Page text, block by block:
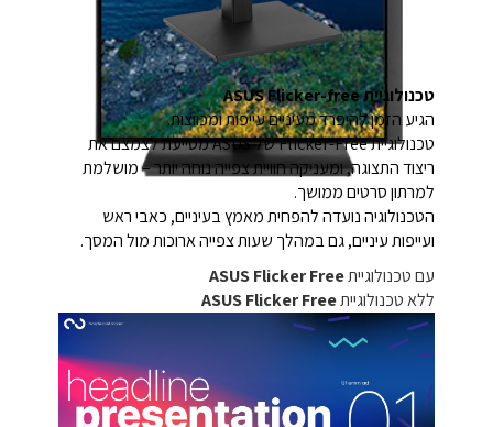
טכנולוגיית ASUS Flicker-free
הגיע הזמן להיפרד מעיניים עייפות ומכווצות.
טכנולוגיית Flicker-Free של ASUS מסייעת לצמצם את
ריצוד התצוגה, ומעניקה חוויית צפייה נוחה יותר – מושלמת
למרתון סרטים ממושך.
הטכנולוגיה נועדה להפחית מאמץ בעיניים, כאבי ראש
ועייפות עיניים, גם במהלך שעות צפייה ארוכות מול המסך.
עם טכנולוגייתASUS Flicker Free
ללא טכנולוגייתASUS Flicker Free